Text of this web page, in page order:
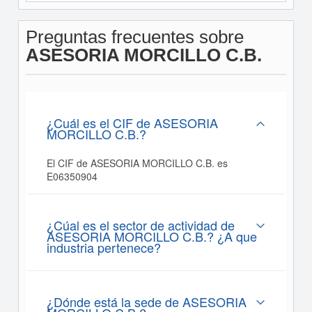
Preguntas frecuentes sobre
ASESORIA MORCILLO C.B.
¿Cuál es el CIF de ASESORIA
MORCILLO C.B.?
El CIF de ASESORIA MORCILLO C.B. es
E06350904
¿Cúal es el sector de actividad de
ASESORIA MORCILLO C.B.? ¿A que
industria pertenece?
¿Dónde está la sede de ASESORIA